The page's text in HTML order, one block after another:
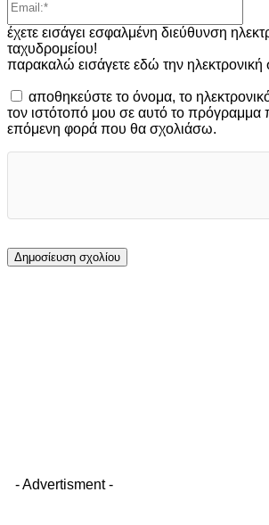
έχετε εισάγει εσφαλμένη διεύθυνση
ταχυδρομείου!
παρακαλώ εισάγετε εδώ την ηλεκτρονική
αποθηκεύστε το όνομα, το
τον ιστότοπό μου σε αυτό το πρόγραμμα
επόμενη φορά που θα σχολιάσω.
- Advertisment -